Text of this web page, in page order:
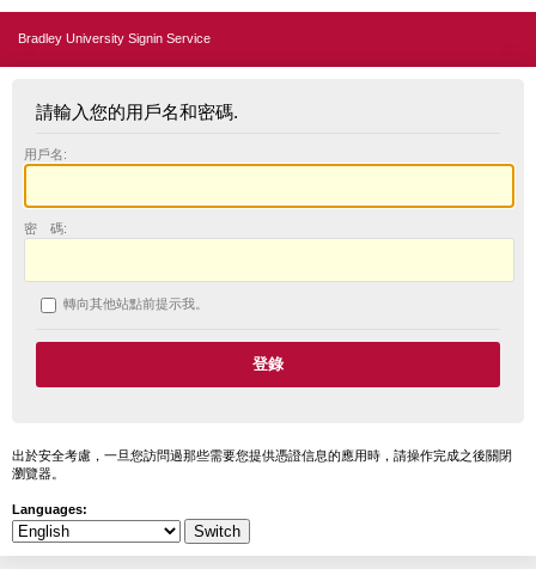
Bradley University Signin Service
請輸入您的用戶名和密碼.
用戶名:
密 碼:
轉向其他站點前提示我。
出於安全考慮，一旦您訪問過那些需要您提供憑證信息的應用時，請操作完成之後關閉
瀏覽器。
Languages: